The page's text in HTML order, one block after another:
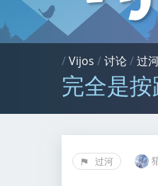
/Vijos /讨论/过
完全是
过河